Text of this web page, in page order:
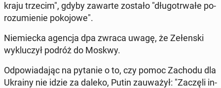
kraju trzecim", gdyby zawarte zostało "dłu­go­trwa­łe po­
ro­zu­mie­nie po­ko­jo­we".
Nie­miec­ka agencja dpa zwraca uwagę, że Ze­łen­ski
wy­klu­czył podróż do Moskwy.
Od­po­wia­da­jąc na pytanie o to, czy pomoc Zachodu dla
Ukrainy nie idzie za daleko, Putin za­uwa­żył: "Zaczęli in­